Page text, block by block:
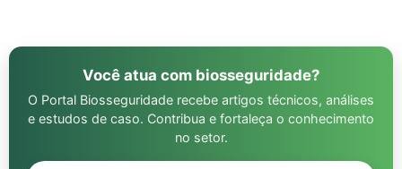
Você atua com biosseguridade?
O Portal Biosseguridade recebe artigos técnicos, análises
e estudos de caso. Contribua e fortaleça o conhecimento
no setor.